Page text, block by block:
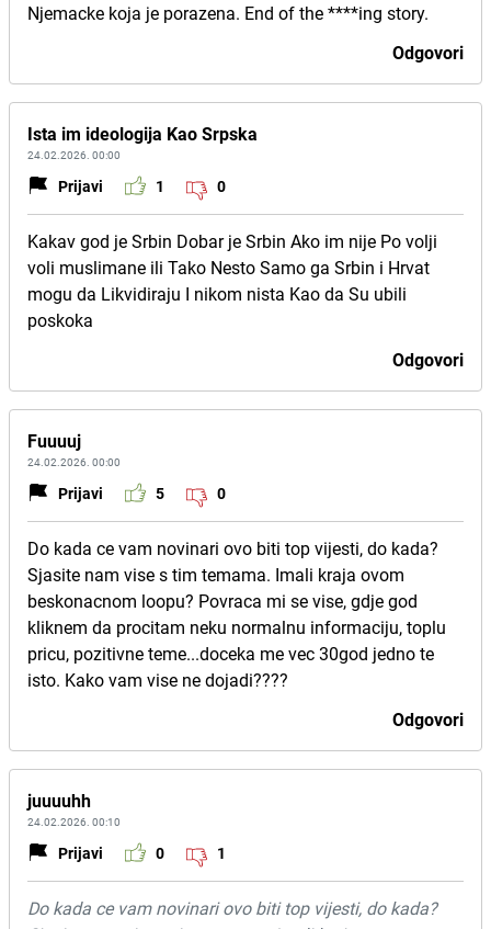
Njemacke koja je porazena. End of the ****ing story.
Odgovori
Ista im ideologija Kao Srpska
24.02.2026. 00:00
Prijavi 1 0
Kakav god je Srbin Dobar je Srbin Ako im nije Po volji
voli muslimane ili Tako Nesto Samo ga Srbin i Hrvat
mogu da Likvidiraju I nikom nista Kao da Su ubili
poskoka
Odgovori
Fuuuuj
24.02.2026. 00:00
Prijavi 5 0
Do kada ce vam novinari ovo biti top vijesti, do kada?
Sjasite nam vise s tim temama. Imali kraja ovom
beskonacnom loopu? Povraca mi se vise, gdje god
kliknem da procitam neku normalnu informaciju, toplu
pricu, pozitivne teme...doceka me vec 30god jedno te
isto. Kako vam vise ne dojadi????
Odgovori
juuuuhh
24.02.2026. 00:10
Prijavi 0 1
Do kada ce vam novinari ovo biti top vijesti, do kada?